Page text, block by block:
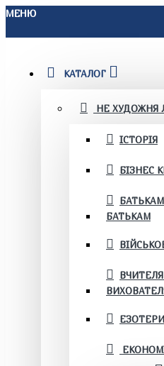
МЕНЮ
КАТАЛОГ
НЕ ХУДОЖНЯ
ІСТОРІЯ
БІЗНЕС
БАТЬКАМ